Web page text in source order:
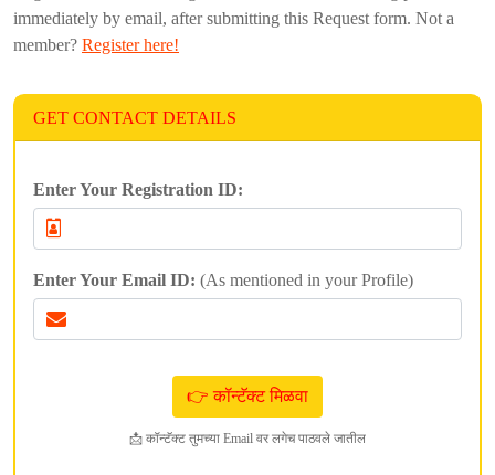
immediately by email, after submitting this Request form. Not a
member? Register here!
GET CONTACT DETAILS
Enter Your Registration ID:
Enter Your Email ID: (As mentioned in your Profile)
📩 कॉन्टॅक्ट तुमच्या Email वर लगेच पाठवले जातील